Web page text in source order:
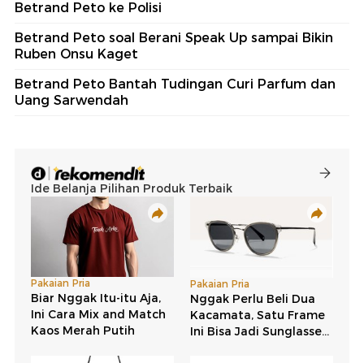
Betrand Peto ke Polisi
Betrand Peto soal Berani Speak Up sampai Bikin
Ruben Onsu Kaget
Betrand Peto Bantah Tudingan Curi Parfum dan
Uang Sarwendah